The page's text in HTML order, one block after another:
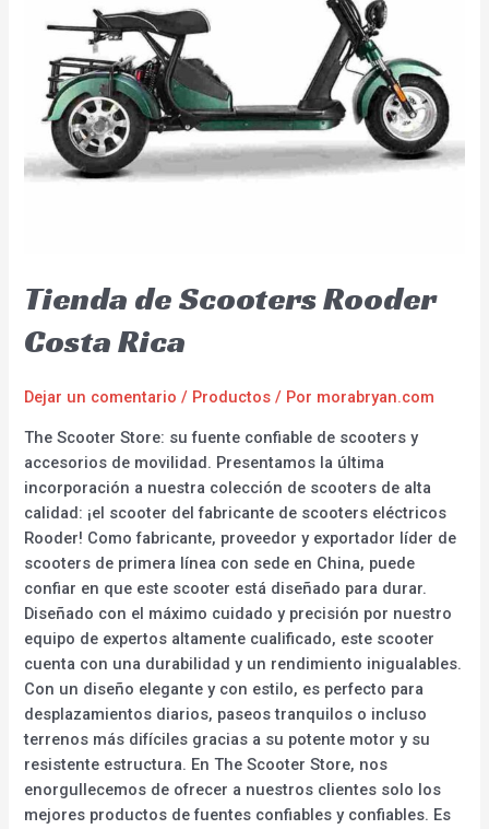
Tienda de Scooters Rooder
Costa Rica
Dejar un comentario / Productos / Por morabryan.com
The Scooter Store: su fuente confiable de scooters y
accesorios de movilidad. Presentamos la última
incorporación a nuestra colección de scooters de alta
calidad: ¡el scooter del fabricante de scooters eléctricos
Rooder! Como fabricante, proveedor y exportador líder de
scooters de primera línea con sede en China, puede
confiar en que este scooter está diseñado para durar.
Diseñado con el máximo cuidado y precisión por nuestro
equipo de expertos altamente cualificado, este scooter
cuenta con una durabilidad y un rendimiento inigualables.
Con un diseño elegante y con estilo, es perfecto para
desplazamientos diarios, paseos tranquilos o incluso
terrenos más difíciles gracias a su potente motor y su
resistente estructura. En The Scooter Store, nos
enorgullecemos de ofrecer a nuestros clientes solo los
mejores productos de fuentes confiables y confiables. Es